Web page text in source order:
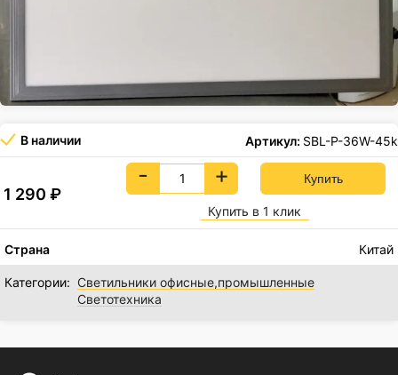
В наличии Артикул: SBL-P-36W-45k
1 290₽
- +
Купить в 1 клик
Страна Китай
Категории: Светильники офисные,промышленные
Светотехника